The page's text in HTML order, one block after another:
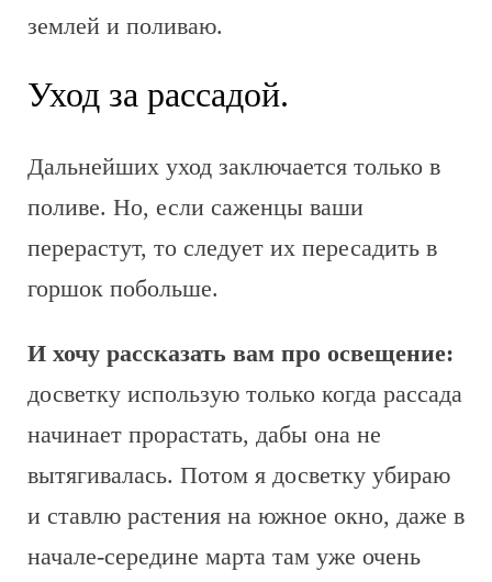
землей и поливаю.
Уход за рассадой.
Дальнейших уход заключается только в
поливе. Но, если саженцы ваши
перерастут, то следует их пересадить в
горшок побольше.
И хочу рассказать вам про освещение:
досветку использую только когда рассада
начинает прорастать, дабы она не
вытягивалась. Потом я досветку убираю
и ставлю растения на южное окно, даже в
начале-середине марта там уже очень